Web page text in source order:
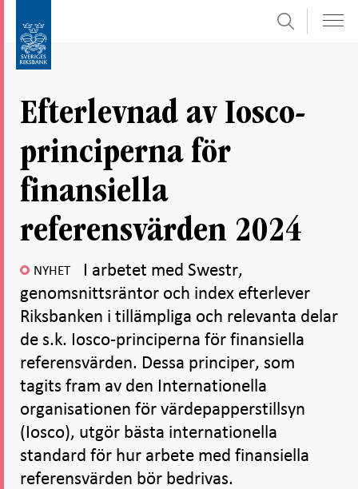
direkt
undersidor
Sök
Efterlevnad av Iosco-
principerna för
finansiella
referensvärden 2024
NYHET
I arbetet med Swestr,
genomsnittsräntor och index efterlever
Riksbanken i tillämpliga och relevanta delar
de s.k. Iosco-principerna för finansiella
referensvärden. Dessa principer, som
tagits fram av den Internationella
organisationen för värdepapperstillsyn
(Iosco), utgör bästa internationella
standard för hur arbete med finansiella
referensvärden bör bedrivas.